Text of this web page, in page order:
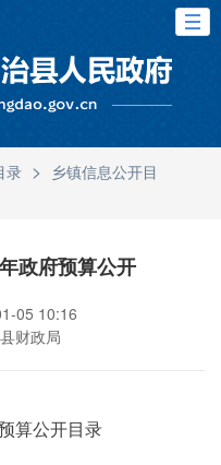
录 >
乡镇信息公开目
政府预算公开
05 10:16
财政局
算公开目录